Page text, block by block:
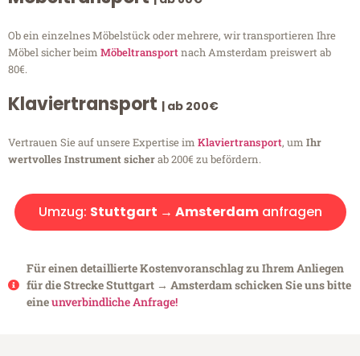
Ob ein einzelnes Möbelstück oder mehrere, wir transportieren Ihre
Möbel sicher beim Möbeltransportnach Amsterdam preiswert ab
80€.
Klaviertransport | ab 200€
Vertrauen Sie auf unsere Expertise im Klaviertransport, um Ihr
wertvolles Instrument sicherab 200€ zu befördern.
Umzug: Stuttgart → Amsterdamanfragen
Für einen detaillierte Kostenvoranschlag zu Ihrem Anliegen
für die Strecke Stuttgart → Amsterdam schicken Sie uns bitte
eineunverbindliche Anfrage!